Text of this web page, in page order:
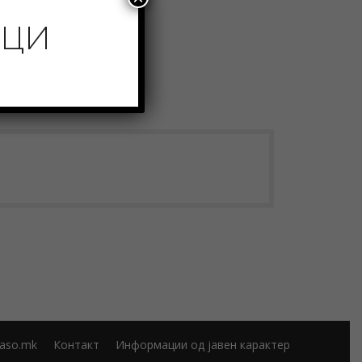
Информации од јавен карактер
Контакт